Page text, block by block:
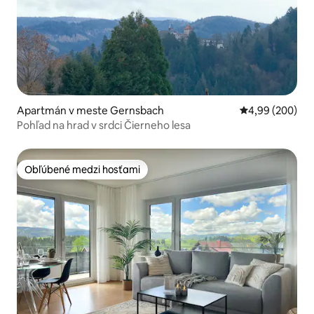
Apartmán v meste Gernsbach Priemerné
4,99 (200)
Pohľad na hrad v srdci Čierneho lesa
Obľúbené medzi hosťami
Obľúbené medzi hosťami